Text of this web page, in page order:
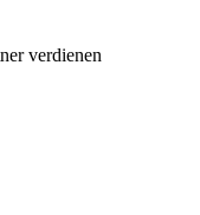
verdienen